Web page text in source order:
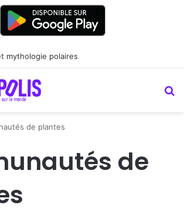
mythologie polaires
de plantes
de